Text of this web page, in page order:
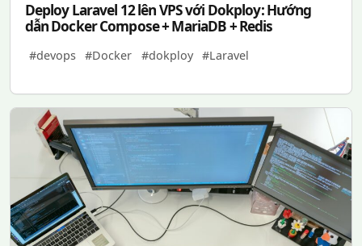
Deploy Laravel 12 lên VPS với Dokploy: Hướng
dẫn Docker Compose + MariaDB + Redis
#devops #Docker #dokploy #Laravel